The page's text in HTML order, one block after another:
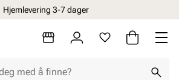
Hjemlevering 3-7 dager